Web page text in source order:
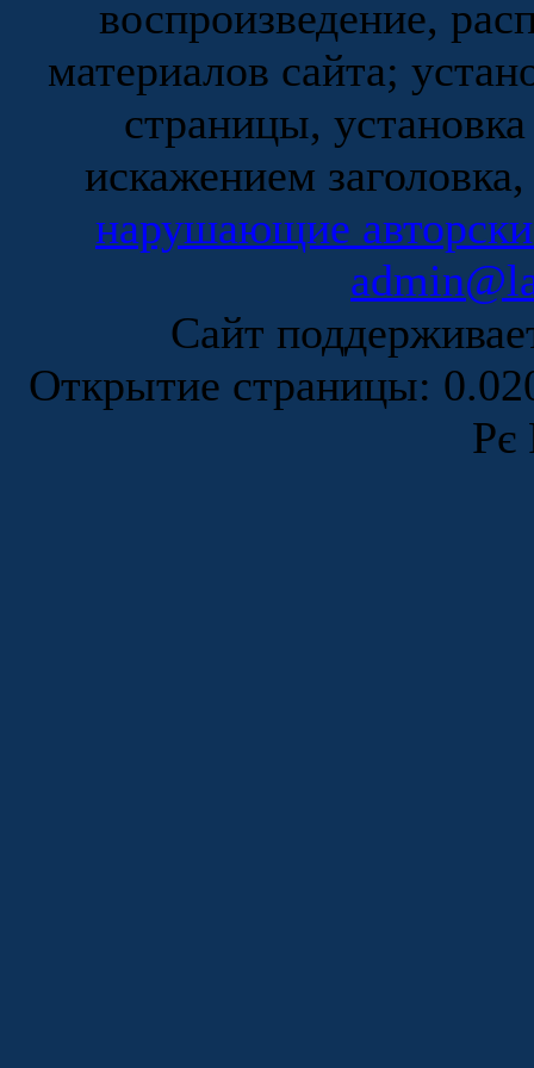
воспроизведение,
материалов сайта;
страницы,
искажением
нарушающие
Сайт
Открытие страницы:
Рє